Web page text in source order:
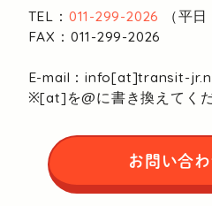
TEL： 011-299-2026
（平日
FAX：011-299-2026
E-mail：info[at]transit-
※[at]を@に書き換えてく
お問い合